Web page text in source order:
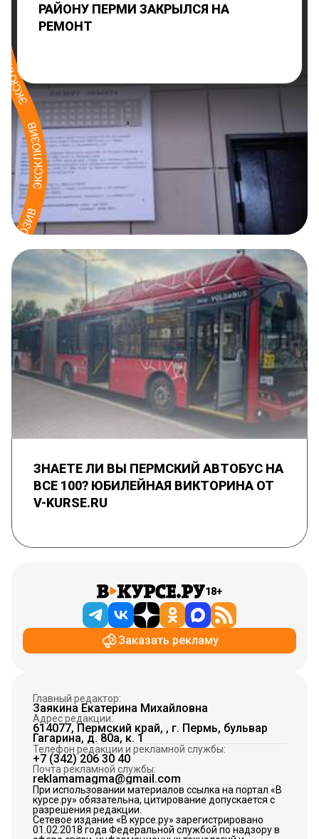
РАЙОНУ ПЕРМИ ЗАКРЫЛСЯ НА
РЕМОНТ
ЗНАЕТЕ ЛИ ВЫ ПЕРМСКИЙ АВТОБУС НА
ВСЕ 100? ЮБИЛЕЙНАЯ ВИКТОРИНА ОТ
V-KURSE.RU
18+
Заказать рекламу
Главный редактор:
Заякина Екатерина Михайловна
Адрес редакции:
614077, Пермский край, , г. Пермь, бульвар
Гагарина, д. 80а, к. 1
Телефон редакции и рекламной службы:
+7 (342) 206 30 40
Почта рекламной службы:
reklamamagma@gmail.com
При использовании материалов ссылка на портал «В
курсе.ру» обязательна, цитирование допускается с
разрешения редакции.
Сетевое издание «В курсе.ру» зарегистрировано
01.02.2018 года Федеральной службой по надзору в